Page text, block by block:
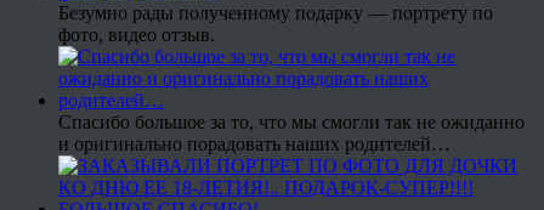
Безумно рады полученному подарку — портрету по
фото, видео отзыв.
Спасибо большое за то, что мы смогли так не ожиданно
и оригинально порадовать наших родителей…